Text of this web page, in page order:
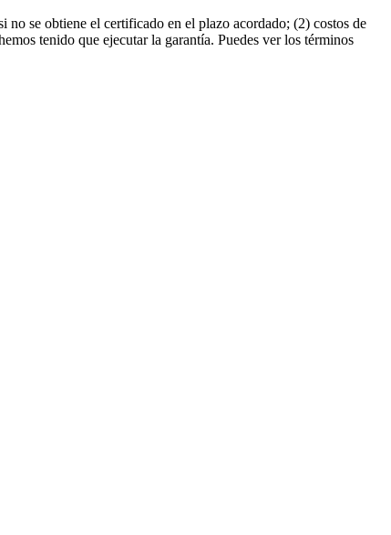
se obtiene el certificado en el plazo acordado; (2) costos de
tenido que ejecutar la garantía. Puedes ver los términos